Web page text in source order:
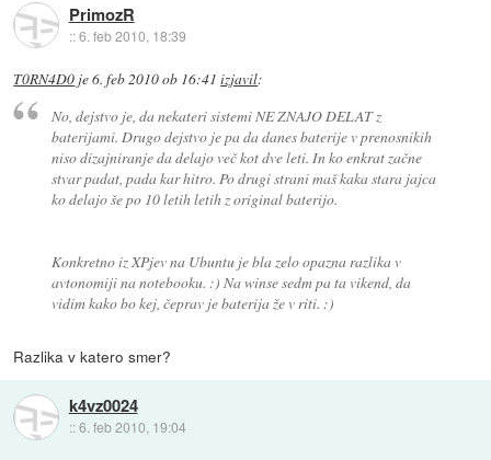
PrimozR
::6. feb 2010, 18:39
T0RN4D0 je6. feb 2010 ob 16:41 izjavil:
No, dejstvo je, da nekateri sistemi NE ZNAJO DELAT z
baterijami. Drugo dejstvo je pa da danes baterije v prenosnikih
niso dizajniranje da delajo več kot dve leti. In ko enkrat začne
stvar padat, pada kar hitro. Po drugi strani maš kaka stara jajca
ko delajo še po 10 letih letih z original baterijo.
Konkretno iz XPjev na Ubuntu je bla zelo opazna razlika v
avtonomiji na notebooku. :) Na winse sedm pa ta vikend, da
vidim kako bo kej, čeprav je baterija že v riti. :)
Razlika v katero smer?
k4vz0024
::6. feb 2010, 19:04